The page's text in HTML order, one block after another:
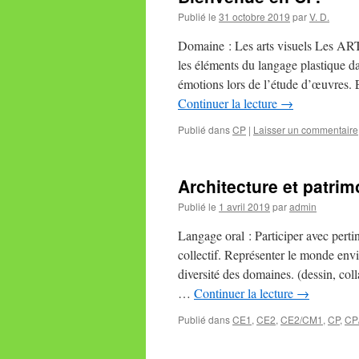
Publié le 31 octobre 2019 parV. D.
Domaine : Les arts visuels Les
les éléments du langage plastique
émotions lors de l’étude
Continuer la lecture →
Publié dansCP | Laisser un commentaire
Architecture et
Publié le 1 avril 2019 paradmin
Langage oral : Participer avec
collectif. Représenter le monde
diversité des domaines. (dessin,
… Continuer la lecture →
Publié dansCE1 , CE2, CE2/CM1 , CP,